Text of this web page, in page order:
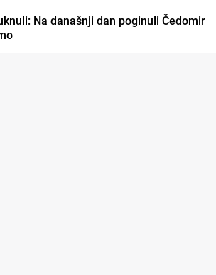
Na današnji dan poginuli Čedomir